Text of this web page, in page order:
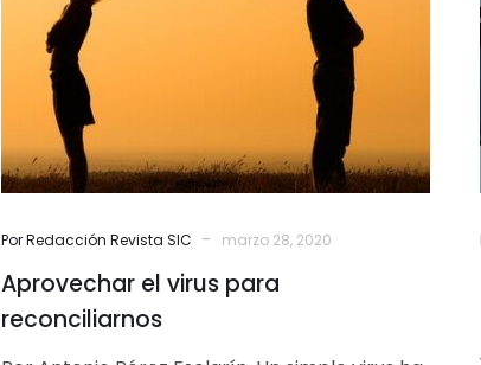
reconciliarnos
Por Redacción Revista SIC - marzo 28, 2020
Aprovechar el virus para
reconciliarnos